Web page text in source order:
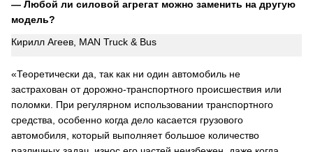
— Любой ли силовой агрегат можно заменить на другую
модель?
Кирилл Агеев, MAN Truck & Bus
«Теоретически да, так как ни один автомобиль не
застрахован от дорожно-транспортного происшествия или
поломки. При регулярном использовании транспортного
средства, особенно когда дело касается грузового
автомобиля, который выполняет большое количество